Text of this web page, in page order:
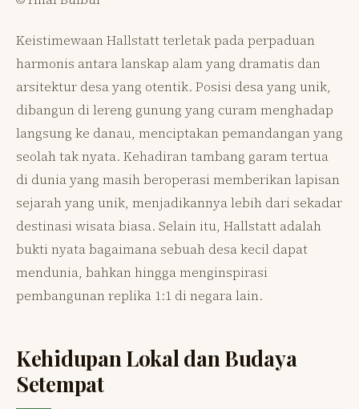
Keistimewaan Hallstatt terletak pada perpaduan
harmonis antara lanskap alam yang dramatis dan
arsitektur desa yang otentik. Posisi desa yang unik,
dibangun di lereng gunung yang curam menghadap
langsung ke danau, menciptakan pemandangan yang
seolah tak nyata. Kehadiran tambang garam tertua
di dunia yang masih beroperasi memberikan lapisan
sejarah yang unik, menjadikannya lebih dari sekadar
destinasi wisata biasa. Selain itu, Hallstatt adalah
bukti nyata bagaimana sebuah desa kecil dapat
mendunia, bahkan hingga menginspirasi
pembangunan replika 1:1 di negara lain.
Kehidupan Lokal dan Budaya
Setempat